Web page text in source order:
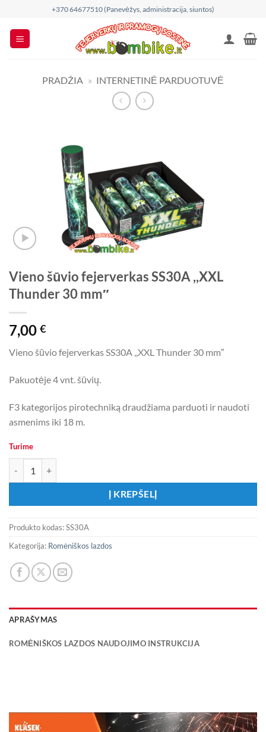
content
+370 64677510 (Panevėžys, administracija, siuntos)
PRADŽIA » INTERNETINĖ PARDUOTUVĖ
Vieno šūvio fejerverkas SS30A ,,XXL
Thunder 30 mm″
7,00 €
Vieno šūvio fejerverkas SS30A ,,XXL Thunder 30 mm″
Pakuotėje 4 vnt. šūvių.
F3 kategorijos pirotechniką draudžiama parduoti ir naudoti
asmenims iki 18 m.
Turime
Į KREPŠELĮ
Produkto kodas:SS30A
Kategorija: Romėniškos lazdos
APRAŠYMAS
ROMĖNIŠKOS LAZDOS NAUDOJIMO INSTRUKCIJA